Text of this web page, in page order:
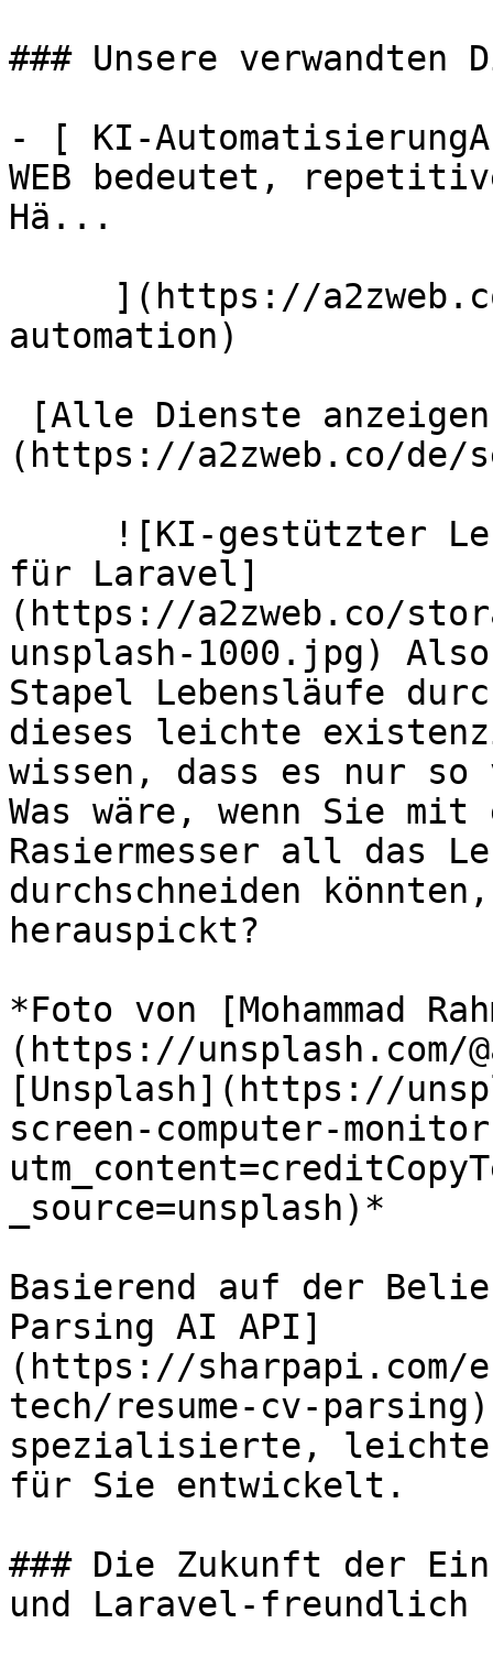
### Unsere verwandten
- [ KI-
WEB bedeutet,
Hä...
automation)
(https://a2zweb.co/
für Laravel]
(https://a2zweb.co/
unsplash-1000.jpg)
Stapel Lebensläufe
dieses leichte
wissen, dass es nur so
Was wäre, wenn Sie
Rasiermesser all das
durchschneiden
herauspickt?
*Foto von [Mohammad
(https://unsplash.com/
[Unsplash](https://
screen-computer-
_source=unsplash)*
Basierend auf der
Parsing AI API]
(https://
tech/resume-cv-
spezialisierte,
für Sie entwickelt.
### Die Zukunft der
und Laravel-freundlich